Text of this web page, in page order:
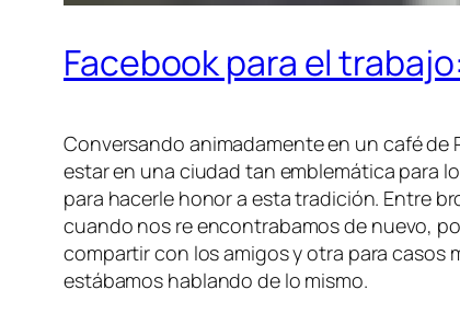
Facebook para el
Conversando animadamente en un café
estar en una ciudad tan emblemática para
para hacerle honor a esta tradición. Entre
cuando nos re encontrabamos de nuevo,
compartir con los amigos y otra para casos
estábamos hablando de lo mismo.